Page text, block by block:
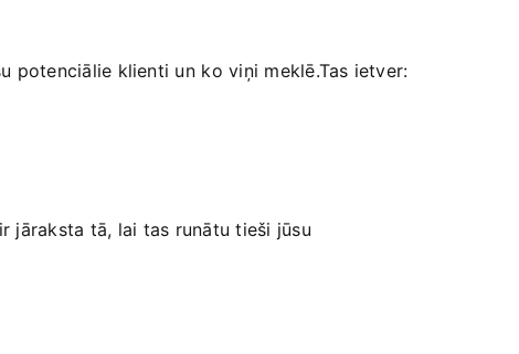
potenciālie‌ klienti un ⁤ko viņi meklē.Tas ietver:
jāraksta tā,⁤ lai tas runātu​ tieši‌ jūsu